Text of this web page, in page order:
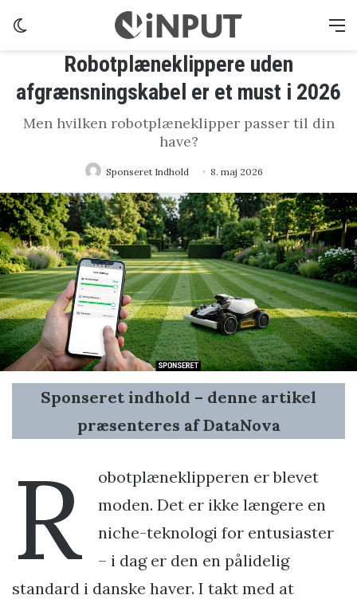
Robotplæneklippere uden
afgrænsningskabel er et must i 2026
Men hvilken robotplæneklipper passer til din
have?
Sponseret Indhold 8. maj 2026
Sponseret indhold – denne artikel
præsenteres af DataNova
R
obotplæneklipperen er blevet
moden. Det er ikke længere en
niche-teknologi for entusiaster
– i dag er den en pålidelig
standard i danske haver. I takt med at